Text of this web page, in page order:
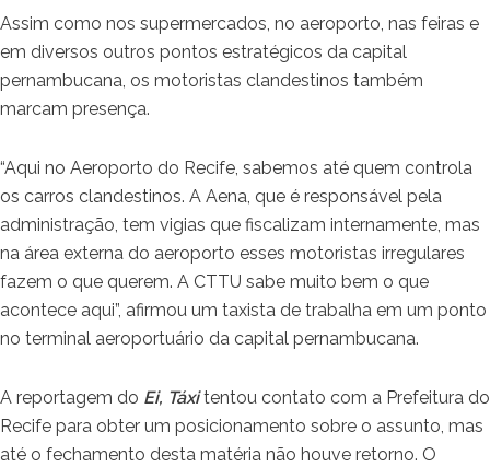
Assim como nos supermercados, no aeroporto, nas feiras e
em diversos outros pontos estratégicos da capital
pernambucana, os motoristas clandestinos também
marcam presença.
“Aqui no Aeroporto do Recife, sabemos até quem controla
os carros clandestinos. A Aena, que é responsável pela
administração, tem vigias que fiscalizam internamente, mas
na área externa do aeroporto esses motoristas irregulares
fazem o que querem. A CTTU sabe muito bem o que
acontece aqui”, afirmou um taxista de trabalha em um ponto
no terminal aeroportuário da capital pernambucana.
A reportagem do Ei, Táxitentou contato com a Prefeitura do
Recife para obter um posicionamento sobre o assunto, mas
até o fechamento desta matéria não houve retorno. O